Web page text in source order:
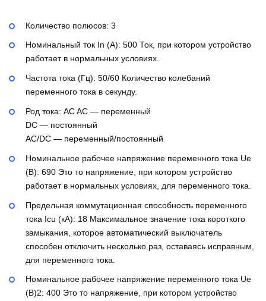
Количество полюсов: 3
Номинальный ток In (А): 500 Ток, при котором устройство
работает в нормальных условиях.
Частота тока (Гц): 50/60 Количество колебаний
переменного тока в секунду.
Род тока: ACAC — переменный
DC — постоянный
AC/DC — переменный/постоянный
Номинальное рабочее напряжение переменного тока Ue
(В): 690 Это то напряжение, при котором устройство
работает в нормальных условиях, для переменного тока.
Предельная коммутационная способность переменного
тока Icu (кА): 18 Максимальное значение тока короткого
замыкания, которое автоматический выключатель
способен отключить несколько раз, оставаясь исправным,
для переменного тока.
Номинальное рабочее напряжение переменного тока Ue
(В)2: 400 Это то напряжение, при котором устройство